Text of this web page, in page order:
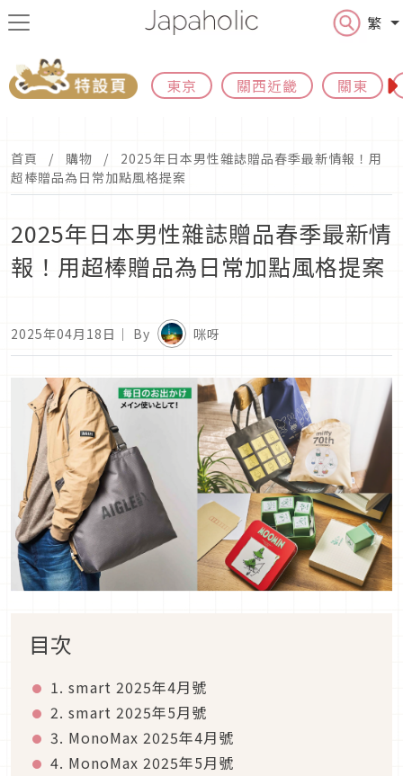
繁
東京 關西近畿 關東
首頁 購物
2025年日本男性雜誌贈品春季最新情報！用
超棒贈品為日常加點風格提案
2025年日本男性雜誌贈品春季最新情
報！用超棒贈品為日常加點風格提案
2025年04月18日 ｜ By 咪呀
目次
1. smart 2025年4月號
2. smart 2025年5月號
3. MonoMax 2025年4月號
4. MonoMax 2025年5月號